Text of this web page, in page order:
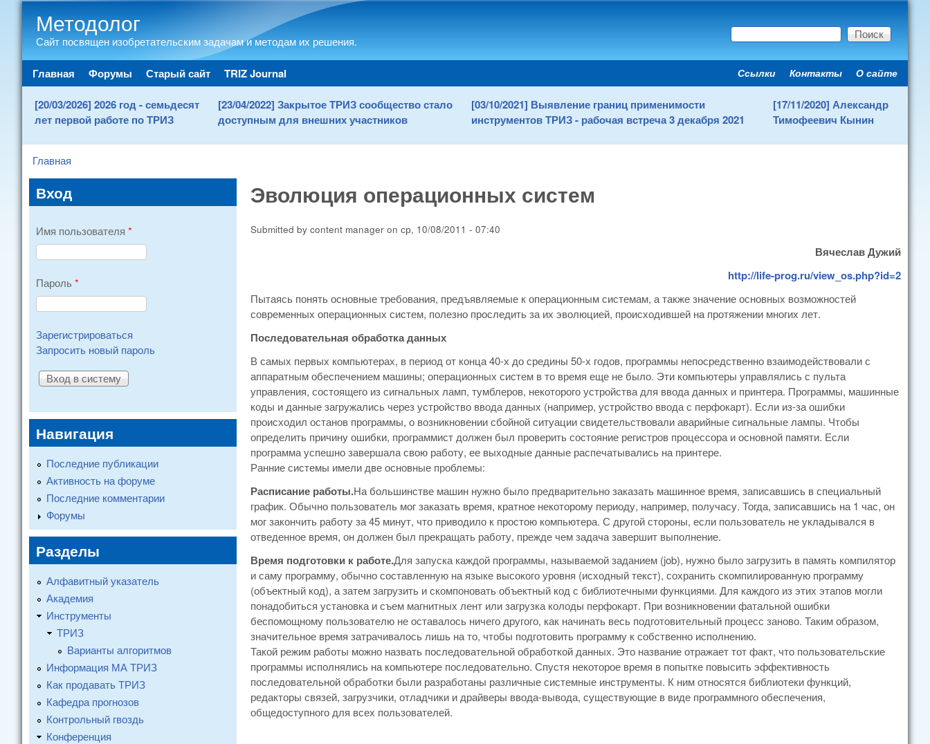
Методолог
Сайт посвящен изобретательским задачам и методам их решения. Форма поиска
Поиск
Main menu
Главная Форумы Старый сайт TRIZ Journal Secondary menu
Ссылки Контакты О сайте
[20/03/2026] 2026 год - семьдесят
лет первой работе по ТРИЗ
[23/04/2022] Закрытое ТРИЗ сообщество стало
доступным для внешних участников
[03/10/2021] Выявление границ применимости
инструментов ТРИЗ - рабочая встреча 3 декабря 2021
[17/11/2020] Александр
Тимофеевич Кынин
You are here
Главная
Эволюция операционных систем
Submitted by content manager on ср, 10/08/2011 - 07:40
Вячеслав Дужий
http://life-prog.ru/view_os.php?id=2
Пытаясь понять основные требования, предъявляемые к операционным системам, а также значение основных возможностей
современных операционных систем, полезно проследить за их эволюцией, происходившей на протяжении многих лет.
Последовательная обработка данных
В самых первых компьютерах, в период от конца 40-х до средины 50-х годов, программы непосредственно взаимодействовали с
аппаратным обеспечением машины; операционных систем в то время еще не было. Эти компьютеры управлялись с пульта
управления, состоящего из сигнальных ламп, тумблеров, некоторого устройства для ввода данных и принтера. Программы, машинные
коды и данные загружались через устройство ввода данных (например, устройство ввода с перфокарт). Если из-за ошибки
происходил останов программы, о возникновении сбойной ситуации свидетельствовали аварийные сигнальные лампы. Чтобы
определить причину ошибки, программист должен был проверить состояние регистров процессора и основной памяти. Если
программа успешно завершала свою работу, ее выходные данные распечатывались на принтере.
Ранние системы имели две основные проблемы:
Расписание работы.На большинстве машин нужно было предварительно заказать машинное время, записавшись в специальный
график. Обычно пользователь мог заказать время, кратное некоторому периоду, например, получасу. Тогда, записавшись на 1 час, он
мог закончить работу за 45 минут, что приводило к простою компьютера. С другой стороны, если пользователь не укладывался в
отведенное время, он должен был прекращать работу, прежде чем задача завершит выполнение.
Время подготовки к работе.Для запуска каждой программы, называемой заданием (job), нужно было загрузить в память компилятор
и саму программу, обычно составленную на языке высокого уровня (исходный текст), сохранить скомпилированную программу
(объектный код), а затем загрузить и скомпоновать объектный код с библиотечными функциями. Для каждого из этих этапов могли
понадобиться установка и съем магнитных лент или загрузка колоды перфокарт. При возникновении фатальной ошибки
беспомощному пользователю не оставалось ничего другого, как начинать весь подготовительный процесс заново. Таким образом,
значительное время затрачивалось лишь на то, чтобы подготовить программу к собственно исполнению.
Такой режим работы можно назвать последовательной обработкой данных. Это название отражает тот факт, что пользовательские
программы исполнялись на компьютере последовательно. Спустя некоторое время в попытке повысить эффективность
последовательной обработки были разработаны различные системные инструменты. К ним относятся библиотеки функций,
редакторы связей, загрузчики, отладчики и драйверы ввода-вывода, существующие в виде программного обеспечения,
общедоступного для всех пользователей.
Вход
Имя пользователя *
Пароль *
Зарегистрироваться
Запросить новый пароль
Навигация
Последние публикации
Активность на форуме
Последние комментарии
Форумы
Разделы
Алфавитный указатель
Академия
Инструменты
ТРИЗ
Варианты алгоритмов
Информация МА ТРИЗ
Как продавать ТРИЗ
Кафедра прогнозов
Контрольный гвоздь
Конференция